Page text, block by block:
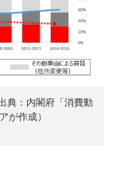
典：内閣府「消費動
が作成）